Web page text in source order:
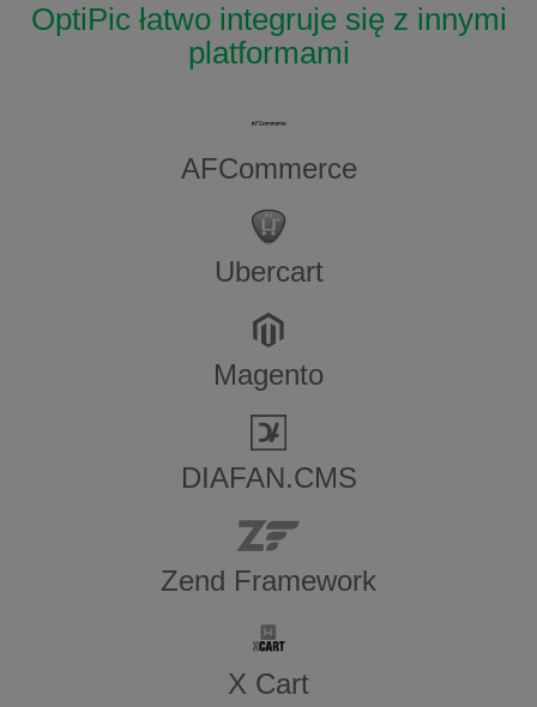
OptiPic łatwo integruje się z innymi
platformami
AFCommerce
Ubercart
Magento
DIAFAN.CMS
Zend Framework
X Cart